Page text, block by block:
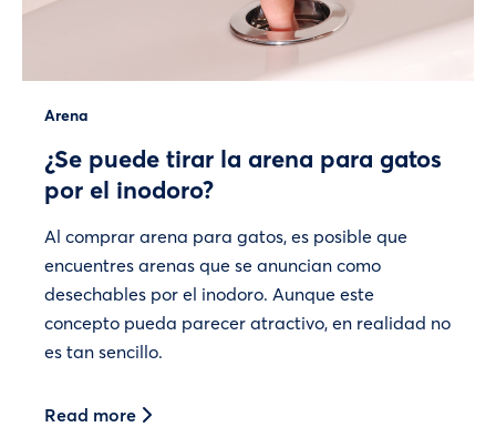
Arena
¿Se puede tirar la arena para gatos
por el inodoro?
Al comprar arena para gatos, es posible que
encuentres arenas que se anuncian como
desechables por el inodoro. Aunque este
concepto pueda parecer atractivo, en realidad no
es tan sencillo.
Read more